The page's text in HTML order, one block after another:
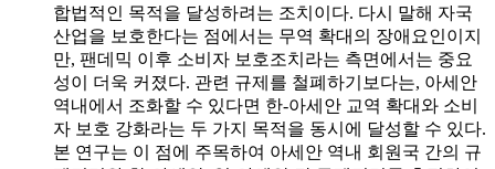
합법적인 목적을 달성하려는 조치이다. 다시 말해 자국
산업을 보호한다는 점에서는 무역 확대의 장애요인이지
만, 팬데믹 이후 소비자 보호조치라는 측면에서는 중요
성이 더욱 커졌다. 관련 규제를 철폐하기보다는, 아세안
역내에서 조화할 수 있다면 한-아세안 교역 확대와 소비
자 보호 강화라는 두 가지 목적을 동시에 달성할 수 있다.
본 연구는 이 점에 주목하여 아세안 역내 회원국 간의 규